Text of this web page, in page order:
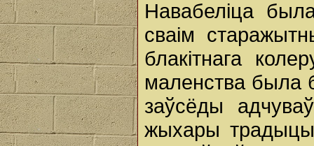
Навабеліца
сваім
блакітнага
маленства была
заўсёды
жыхары